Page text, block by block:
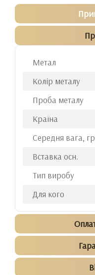
Метал
Колір металу
Проба металу
Країна
Середня вага,
Вставка осн.
Тип виробу
Для кого